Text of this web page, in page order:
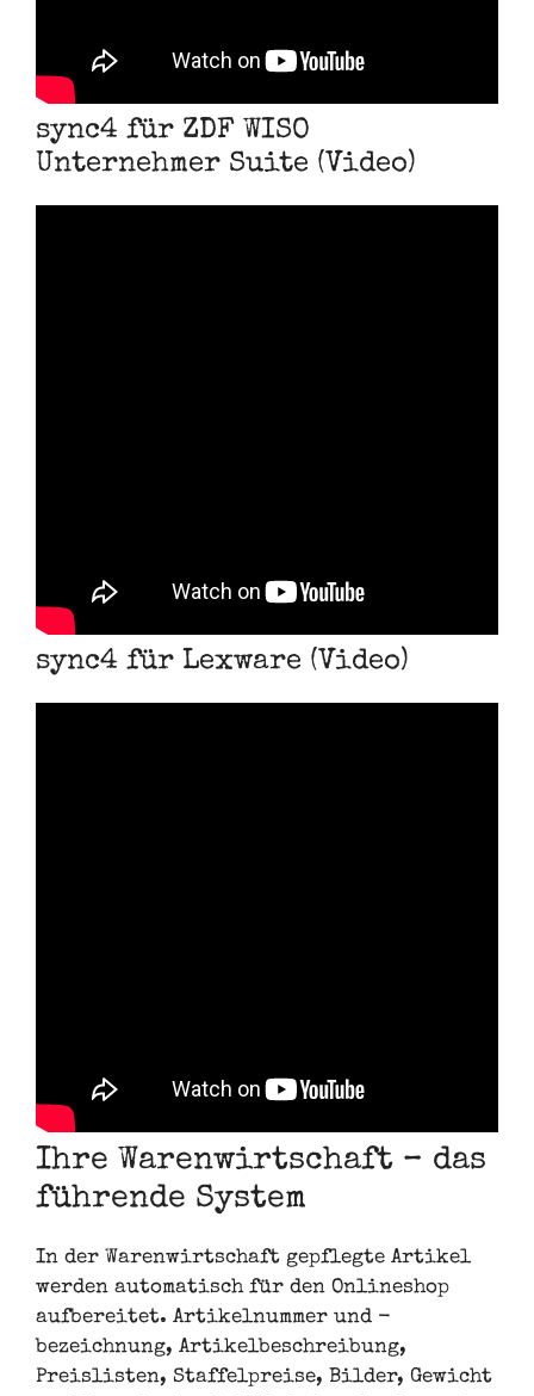
sync4 für ZDF WISO
Unternehmer Suite (Video)
sync4 für Lexware (Video)
Ihre Warenwirtschaft – das
führende System
In der Warenwirtschaft gepflegte Artikel
werden automatisch für den Onlineshop
aufbereitet. Artikelnummer und -
bezeichnung, Artikelbeschreibung,
Preislisten, Staffelpreise, Bilder, Gewicht